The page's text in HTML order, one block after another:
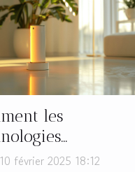
les
peuvent
février 2025 18:12